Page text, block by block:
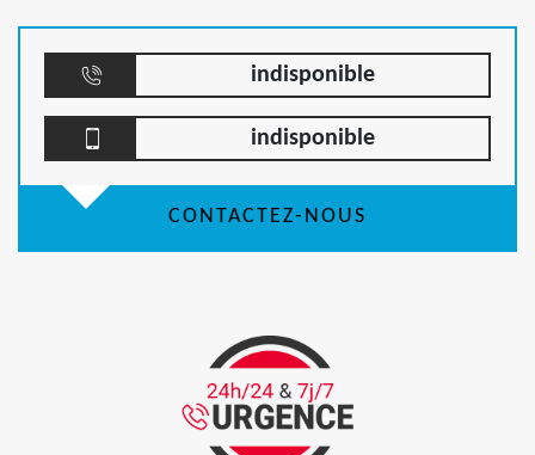
indisponible
indisponible
CONTACTEZ-NOUS